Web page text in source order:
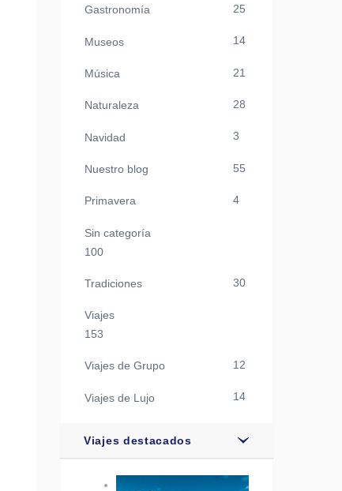
Gastronomía 25
Museos 14
Música 21
Naturaleza 28
Navidad 3
Nuestro blog 55
Primavera 4
Sin categoría
100
Tradiciones 30
Viajes
153
Viajes de Grupo 12
Viajes de Lujo 14
Viajes destacados